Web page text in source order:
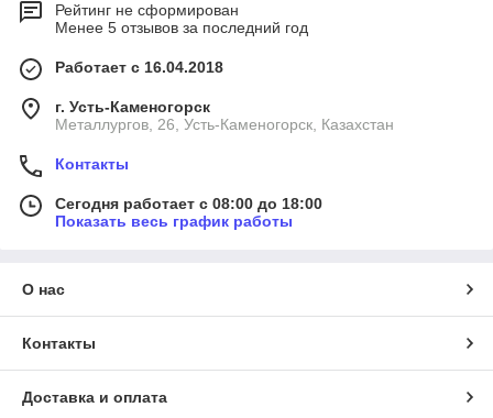
Рейтинг не сформирован
Менее 5 отзывов за последний год
Работает с 16.04.2018
г. Усть-Каменогорск
Металлургов, 26, Усть-Каменогорск, Казахстан
Контакты
Сегодня работает с 08:00 до 18:00
Показать весь график работы
О нас
Контакты
Доставка и оплата